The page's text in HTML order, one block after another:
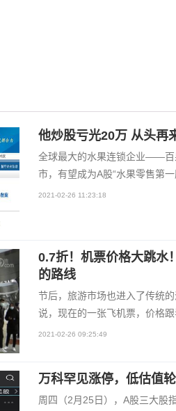
他炒股亏光20万 从头再
全球最大的水果连锁企业——百
市，有望成为A股“水果零售第
2021-02-26 11:23:18
0.7折！机票价格大跳水
的路线
节后，旅游市场也进入了传统
说，现在的一张飞机票，价格
2021-02-26 09:25:49
万科罕见涨停，低估值
周四（2月25日），A股三大股